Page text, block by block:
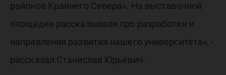
районов Крайнего Севера». На выставочной
площадке рассказывали про разработки и
направления развития нашего университета», -
рассказал Станислав Юрьевич.